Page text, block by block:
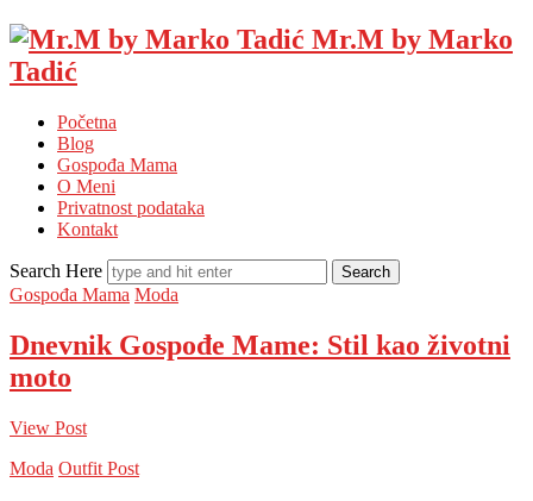
Mr.M by Marko
Tadić
Početna
Blog
Gospođa Mama
O Meni
Privatnost podataka
Kontakt
Search Here
Gospođa Mama Moda
Dnevnik Gospođe Mame: Stil kao životni
moto
View Post
Moda Outfit Post